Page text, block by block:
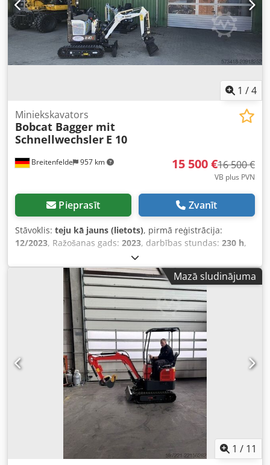
axle load: 4260 kg Dodpfx Apowz D Hqo Iekr Permissible
rear axle load: 1650 kg Year of manufacture: 1988 The
forklift can be inspected and tested by appointment in
33161 Hövelhof. Please refer to the photos for all further
information!
1 /4
Breitenfelde 957 km
Miniekskavators
Bobcat Bagger mit
Schnellwechsler E 10
15 500 €16 500 €
VB plus PVN
Pieprasīt Zvanīt
Stāvoklis: teju kā jauns (lietots), pirmā reģistrācija:
12/2023, Ražošanas gads: 2023, darbības stundas: 230 h,
Hidrauliskās eļļas dzesētājs Dkodsx Tn Upjpfx Ap Isr
Augstas veiktspējas šļūteņu aizsardzība LED apgaismojums
uz strēles Ātrā savienotājs MS01 Standarta aprīkojums
Mašīnas platums: 710 mm / 1 100 mm izvilkts 180 mm
gumijas kāpurķēdes Divkāršas darbības papildu hidraulika
Divi braukšanas ātrumi CE sertifikācija Šis piedāvājums
nav saistošs, nav garantijas par aprīkojuma detaļām.
Pieļaujamas kļūdas, izmaiņas un starppārdošana!
Mazā sludinājuma
1 / 11